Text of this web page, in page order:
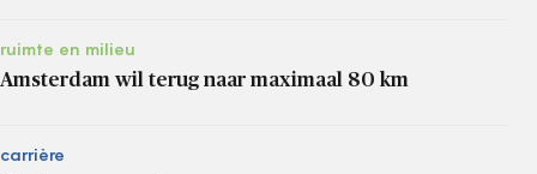
ruimte en milieu
Amsterdam wil terug naar maximaal 80 km
carrière